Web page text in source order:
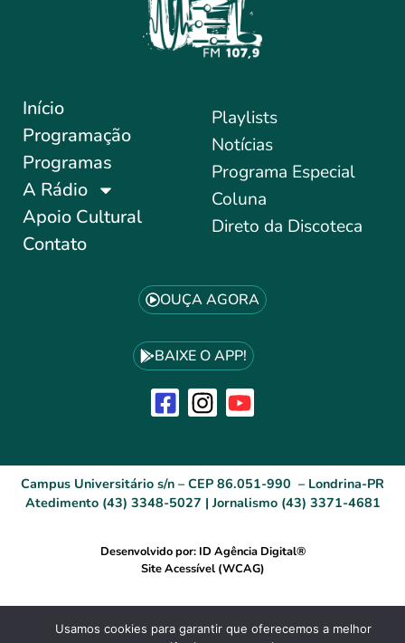
Início
Programação
Programas
A Rádio
Apoio Cultural
Contato
Playlists
Notícias
Programa Especial
Coluna
Direto da Discoteca
OUÇA AGORA
BAIXE O APP!
Campus Universitário s/n – CEP 86.051-990 – Londrina-PR
Atedimento (43) 3348-5027 | Jornalismo (43) 3371-4681
Desenvolvido por: ID Agência Digital®
Site Acessível (WCAG)
Usamos cookies para garantir que oferecemos a melhor